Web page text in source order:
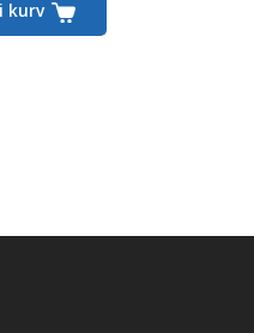
kurv